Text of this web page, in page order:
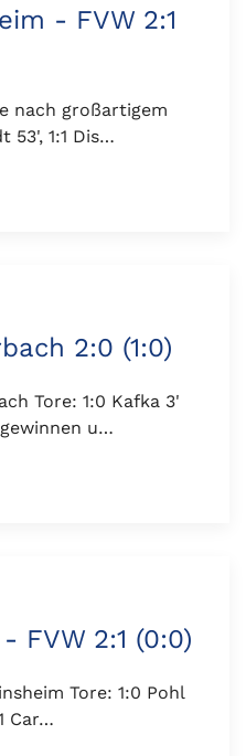
- FVW 2:1
nach großartigem
53', 1:1 Dis…
2:0 (1:0)
Tore: 1:0 Kafka 3'
u…
FVW 2:1 (0:0)
Tore: 1:0 Pohl
Car…